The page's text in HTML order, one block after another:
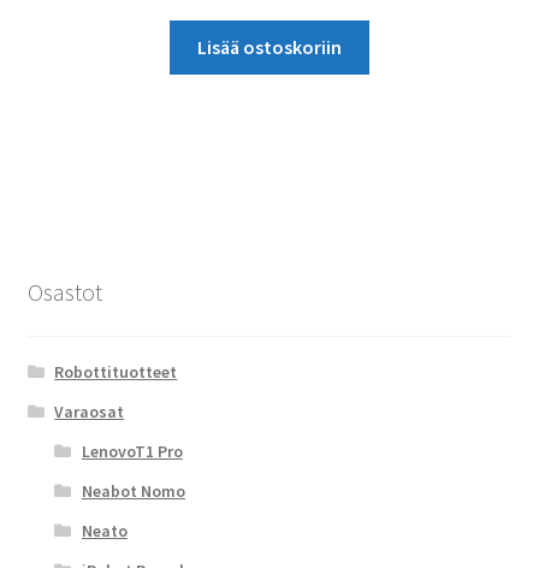
Lisää ostoskoriin
Osastot
Robottituotteet
Varaosat
LenovoT1 Pro
Neabot Nomo
Neato